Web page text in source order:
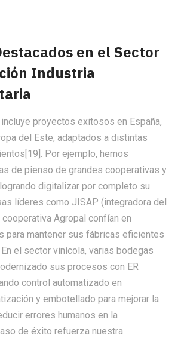
en el Sector
Industria
proyectos exitosos en España,
del Este, adaptados a distintas
Por ejemplo, hemos
de pienso de grandes cooperativas y
digitalizar por completo su
líderes como JISAP (integradora del
Agropal confían en
para mantener sus fábricas eficientes
el sector vinícola, varias bodegas
sus procesos con ER
control automatizado en
y embotellado para mejorar la
errores humanos en la
de éxito refuerza nuestra